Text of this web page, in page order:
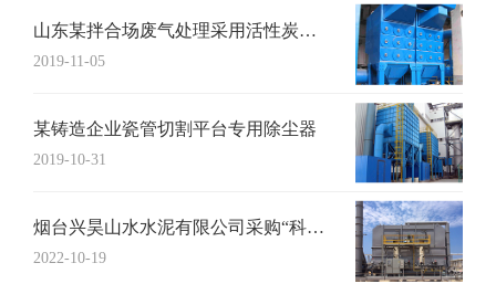
山东某拌合场废气处理采用活性炭吸附+UV...
2019-11-05
某铸造企业瓷管切割平台专用除尘器
2019-10-31
烟台兴昊山水水泥有限公司采购“科特猫”布...
2022-10-19